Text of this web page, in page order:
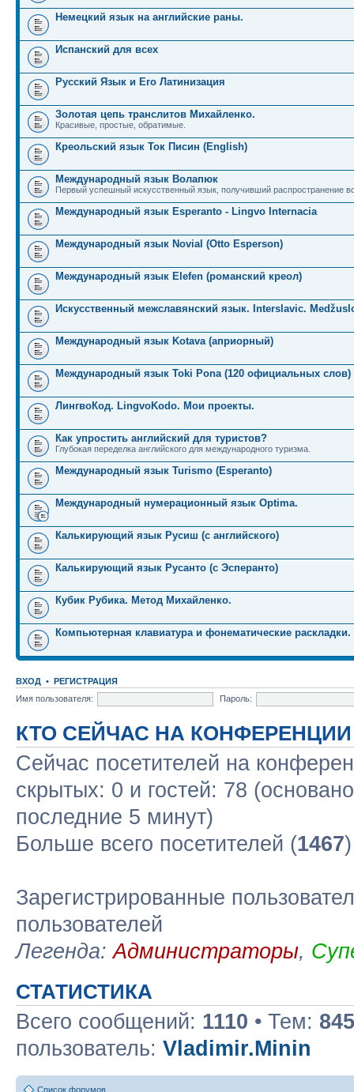
Немецкий язык на английские раны.
Испанский для всех
Русский Язык и Его Латинизация
Золотая цепь транслитов Михайленко.
Красивые, простые, обратимые.
Креольский язык Ток Писин (English)
Международный язык Волапюк
Первый успешный искусственный язык, получивший распространение
Международный язык Esperanto - Lingvo Internacia
Международный язык Novial (Otto Esperson)
Международный язык Elefen (романский креол)
Искусственный межславянский язык. Interslavic.
Международный язык Kotava (априорный)
Международный язык Toki Pona (120 официальных слов)
ЛингвоКод. LingvoKodo. Мои проекты.
Как упростить английский для туристов?
Глубокая переделка английского для международного туризма.
Международный язык Turismo (Esperanto)
Международный нумерационный язык Optima.
Калькирующий язык Русиш (с английского)
Калькирующий язык Русанто (с Эсперанто)
Кубик Рубика. Метод Михайленко.
Компьютерная клавиатура и фонематические раскладки.
ВХОД • РЕГИСТРАЦИЯ
Имя пользователя:
Пароль:
КТО СЕЙЧАС НА КОНФЕРЕНЦИИ
Сейчас посетителей на
скрытых: 0 и гостей: 78
последние 5 минут)
Больше всего посетителей (1467
Зарегистрированные
пользователей
Легенда:Администраторы,
СТАТИСТИКА
Всего сообщений: 1110 • Тем: 845
пользователь: Vladimir.Minin
Список форумов